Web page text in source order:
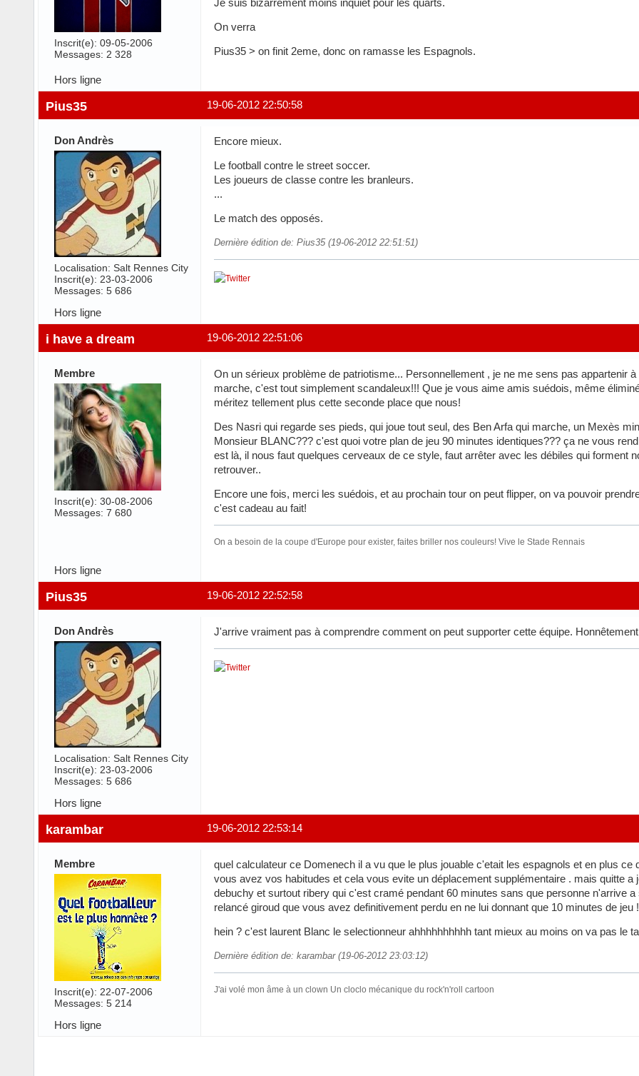
Inscrit(e): 09-05-2006
Messages: 2 328
On verra
Pius35 > on finit 2eme, donc on ramasse les Espagnols.
Hors ligne
19-06-2012 22:50:58
Pius35
Don Andrès
Localisation: Salt Rennes City
Inscrit(e): 23-03-2006
Messages: 5 686
Encore mieux.
Le football contre le street soccer.
Les joueurs de classe contre les branleurs.
...
Le match des opposés.
Dernière édition de: Pius35 (19-06-2012 22:51:51)
Hors ligne
19-06-2012 22:51:06
i have a dream
Membre
Inscrit(e): 30-08-2006
Messages: 7 680
On un sérieux problème de patriotisme... Personnellement , je ne me sens pas appartenir
marche, c'est tout simplement scandaleux!!! Que je vous aime amis suédois, même
méritez tellement plus cette seconde place que nous!
Des Nasri qui regarde ses pieds, qui joue tout seul, des Ben Arfa qui marche, un Mexès
Monsieur BLANC??? c'est quoi votre plan de jeu 90 minutes identiques??? ça ne vous
est là, il nous faut quelques cerveaux de ce style, faut arrêter avec les débiles qui forment
retrouver..
Encore une fois, merci les suédois, et au prochain tour on peut flipper, on va pouvoir
c'est cadeau au fait!
On a besoin de la coupe d'Europe pour exister, faites briller nos couleurs! Vive le Stade Rennais
Hors ligne
19-06-2012 22:52:58
Pius35
Don Andrès
Localisation: Salt Rennes City
Inscrit(e): 23-03-2006
Messages: 5 686
J'arrive vraiment pas à comprendre comment on peut supporter cette équipe.
Hors ligne
19-06-2012 22:53:14
karambar
Membre
Inscrit(e): 22-07-2006
Messages: 5 214
quel calculateur ce Domenech il a vu que le plus jouable c'etait les espagnols et en plus
vous avez vos habitudes et cela vous evite un déplacement supplémentaire . mais quitte
debuchy et surtout ribery qui c'est cramé pendant 60 minutes sans que personne n'arrive
relancé giroud que vous avez definitivement perdu en ne lui donnant que 10 minutes de jeu
hein ? c'est laurent Blanc le selectionneur ahhhhhhhhhh tant mieux au moins on va pas le
Dernière édition de: karambar (19-06-2012 23:03:12)
J'ai volé mon âme à un clown Un cloclo mécanique du rock'n'roll cartoon
Hors ligne